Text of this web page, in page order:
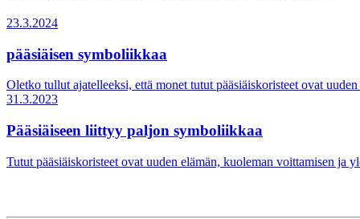
23.3.2024
pääsiäisen symboliikkaa
Oletko tullut ajatelleeksi, että monet tutut pääsiäiskoristeet ovat
31.3.2023
Pääsiäiseen liittyy paljon symboliikkaa
Tutut pääsiäiskoristeet ovat uuden elämän, kuoleman voittamisen ja